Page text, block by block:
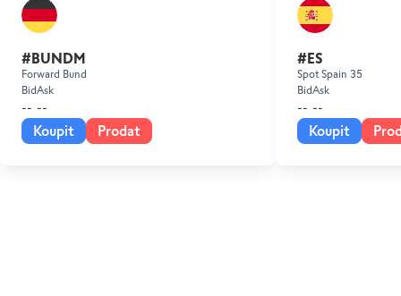
#BUNDM
Forward Bund
Bid
--
Ask
--
Koupit Prodat
#ES
Spot Spain 35
Bid
--
Ask
--
Koupit